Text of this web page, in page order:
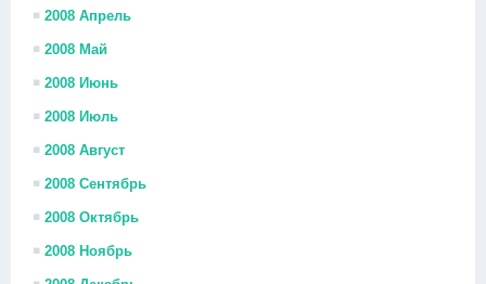
2008 Апрель
2008 Май
2008 Июнь
2008 Июль
2008 Август
2008 Сентябрь
2008 Октябрь
2008 Ноябрь